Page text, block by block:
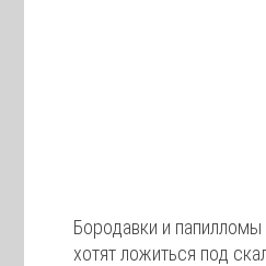
Бородавки и папилломы
хотят ложиться под